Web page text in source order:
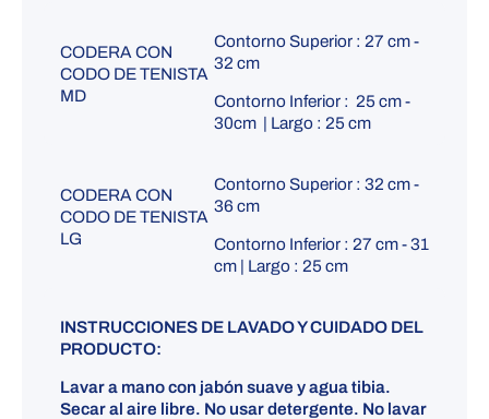
CODERA CON
CODO DE TENISTA
MD
Contorno Superior : 27 cm -
32 cm
Contorno Inferior : 25 cm -
30cm | Largo : 25 cm
CODERA CON
CODO DE TENISTA
LG
Contorno Superior : 32 cm -
36 cm
Contorno Inferior : 27 cm - 31
cm | Largo : 25 cm
INSTRUCCIONES DE LAVADO Y CUIDADO DEL
PRODUCTO:
Lavar a mano con jabón suave y agua tibia.
Secar al aire libre. No usar detergente. No lavar